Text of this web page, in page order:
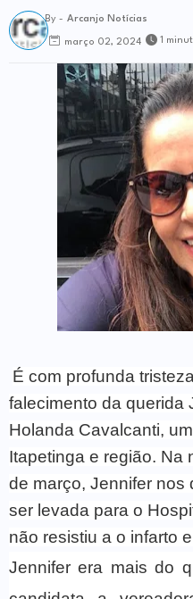
By - Arcanjo Notícias
março 02, 2024 1
É com profunda
falecimento da querida
Holanda Cavalcanti,
Itapetinga e região. Na
de março, Jennifer nos
ser levada para o
não resistiu a o infarto
Jennifer era mais do